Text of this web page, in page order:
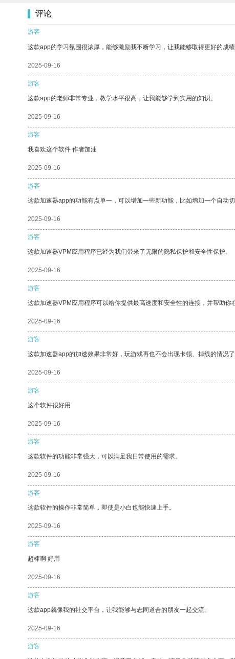
评论
游客
这款app的学习氛围很浓厚，能够激励我不断学习，让我能够取得更好的成绩
2025-09-16
游客
这款app的老师非常专业，教学水平很高，让我能够学到实用的知识。
2025-09-16
游客
我喜欢这个软件 作者加油
2025-09-16
游客
这款加速器app的功能有点单一，可以增加一些新功能，比如增加一个自动切
2025-09-16
游客
这款加速器VPM应用程序已经为我们带来了无限的隐私保护和安全性保护。
2025-09-16
游客
这款加速器VPM应用程序可以给你提供最高速度和安全性的连接，并帮助你
2025-09-16
游客
这款加速器app的加速效果非常好，玩游戏再也不会出现卡顿、掉线的情况
2025-09-16
游客
这个软件很好用
2025-09-16
游客
这款软件的功能非常强大，可以满足我日常使用的需求。
2025-09-16
游客
这款软件的操作非常简单，即使是小白也能快速上手。
2025-09-16
游客
超棒啊 好用
2025-09-16
游客
这款app就像我的社交平台，让我能够与志同道合的朋友一起交流。
2025-09-16
游客